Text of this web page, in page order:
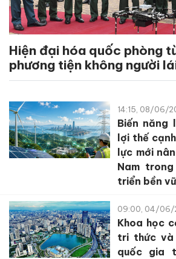
Hiện đại hóa quốc phòng
phương tiện không người
14:15, 08/06/
Biến năng
lợi thế
lực mới
Nam
triển bền
09:00, 04/06/
Khoa học
tri thức và
quốc gia